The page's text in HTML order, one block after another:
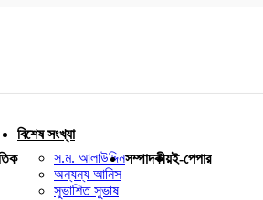
বিশেষ সংখ্যা
স.ম. আলাউদ্দিন
অন্যন্য আনিস
সুভাশিত সুভাষ
সম্পাদকীয়ই-পেপার